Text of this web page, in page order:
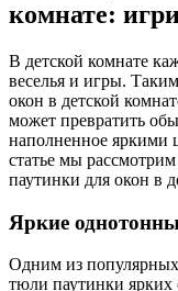
комнате:
В детской комнате
веселья и игры.
окон в детской
может превратить
наполненное яркими
статье мы
паутинки для окон в
Яркие
Одним из популярных
тюли паутинки ярких